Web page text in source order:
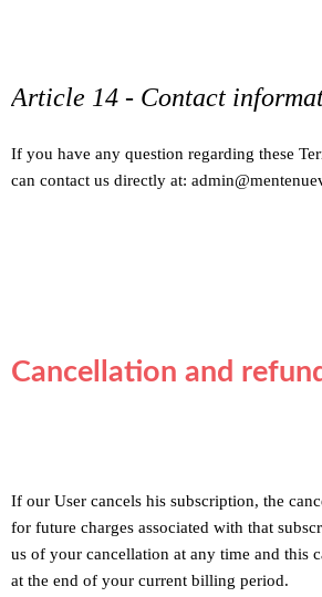
Article 14 - Contact
If you have any question regarding these
can contact us directly at:
Cancellation and
If our User cancels his subscription, the
for future charges associated with that
us of your cancellation at any time and this
at the end of your current billing period.